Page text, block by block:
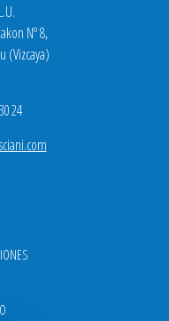
Nº 8,
(Vizcaya)
24